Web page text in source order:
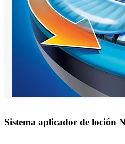
Sistema aplicador de loción